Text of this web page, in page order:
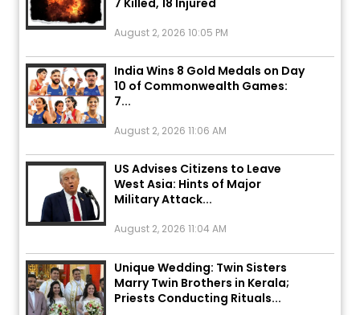
India Wins 8 Gold Medals on Day
10 of Commonwealth Games:
7...
US Advises Citizens to Leave
West Asia: Hints of Major
Military Attack...
Unique Wedding: Twin Sisters
Marry Twin Brothers in Kerala;
Priests Conducting Rituals...